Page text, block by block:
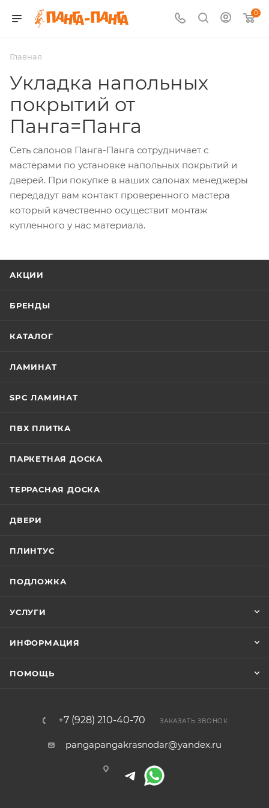
0
Главная
Укладка напольных
покрытий от
Панга=Панга
Сеть салонов Панга-Панга сотрудничает с
мастерами по установке напольных покрытий и
дверей. При покупке в наших салонах менеджеры
передадут вам контакт проверенного мастера
который качественно осуществит монтаж
купленного у нас материала.
АКЦИИ
БРЕНДЫ
КАТАЛОГ
ЛАМИНАТ
SPC ЛАМИНАТ
ПВХ ПЛИТКА
ПАРКЕТНАЯ ДОСКА
ТЕРРАСНАЯ ДОСКА
ДВЕРИ
ПЛИНТУС
ПОДЛОЖКА
УСЛУГИ
ИНФОРМАЦИЯ
ПОМОЩЬ
+7 (928) 210-40-70 ЗАКАЗАТЬ ЗВОНОК
pangapangakrasnodar@yandex.ru